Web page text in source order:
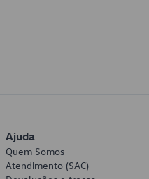
Ajuda
Quem Somos
Atendimento (SAC)